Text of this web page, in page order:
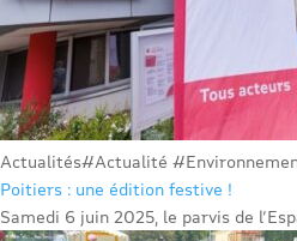
Actualités#Actualité
Poitiers : une édition festive !
Samedi 6 juin 2025, le parvis de